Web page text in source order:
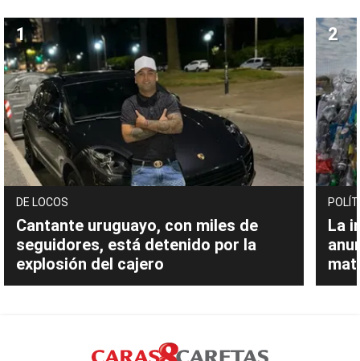
DE LOCOS
Cantante uruguayo, con miles de
seguidores, está detenido por la
explosión del cajero
La